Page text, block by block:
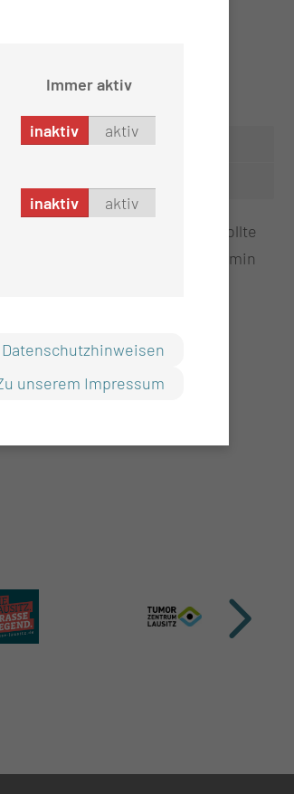
nächsten Termin vergeben. Sollte
und einen neuen Termin
Immer aktiv
inaktiv aktiv
inaktiv aktiv
unserem Impressum